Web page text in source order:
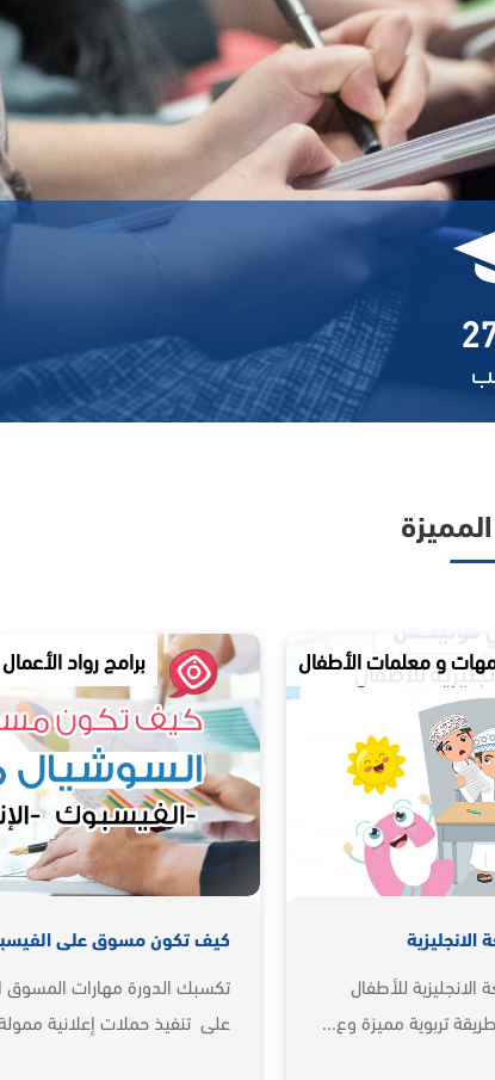
برامج رواد الأعمال و أصحاب المشاريع
كيف تكون مسوق على الفيسبوك والإنستجرام
تكسبك الدورة مهارات المسوق المحترف والقادر
على تنفيذ حملات إعلانية ممولة على...